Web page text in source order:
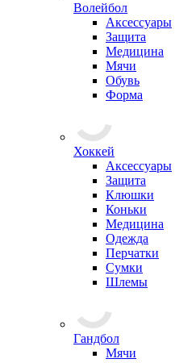
Волейбол
Аксессуары
Защита
Медицина
Мячи
Обувь
Форма
Хоккей
Аксессуары
Защита
Клюшки
Коньки
Медицина
Одежда
Перчатки
Сумки
Шлемы
Гандбол
Мячи